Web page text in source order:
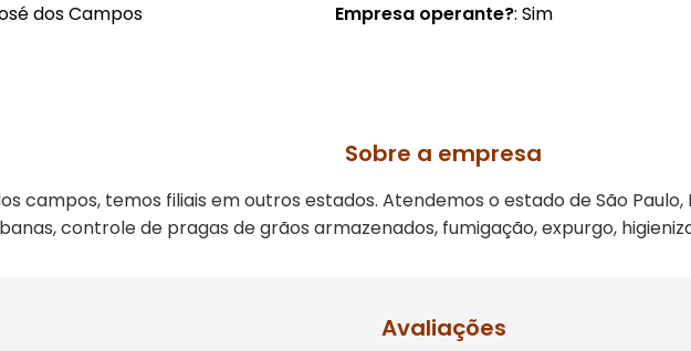
dos Campos Empresa operante?: Sim
Sobre a empresa
campos, temos filiais em outros estados. Atendemos o estado de São Paulo,
controle de pragas de grãos armazenados, fumigação, expurgo,
Avaliações